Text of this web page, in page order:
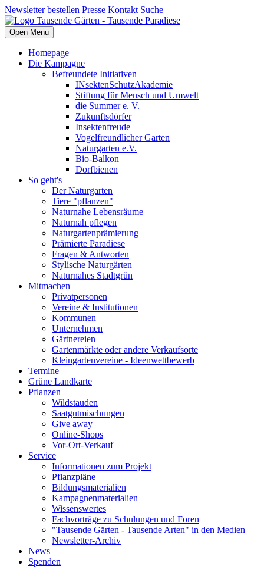
Newsletter bestellen Presse Kontakt Suche
Open Menu
Homepage
Die Kampagne
Befreundete Initiativen
INsektenSchutzAkademie
Stiftung für Mensch und Umwelt
die Summer e. V.
Zukunftsdörfer
Insektenfreude
Vogelfreundlicher Garten
Naturgarten e.V.
Bio-Balkon
Dorfbienen
So geht's
Der Naturgarten
Tiere "pflanzen"
Naturnahe Lebensräume
Naturnah pflegen
Naturgartenprämierung
Prämierte Paradiese
Fragen & Antworten
Stylische Naturgärten
Naturnahes Stadtgrün
Mitmachen
Privatpersonen
Vereine & Institutionen
Kommunen
Unternehmen
Gärtnereien
Gartenmärkte oder andere Verkaufsorte
Kleingartenvereine - Ideenwettbewerb
Termine
Grüne Landkarte
Pflanzen
Wildstauden
Saatgutmischungen
Give away
Online-Shops
Vor-Ort-Verkauf
Service
Informationen zum Projekt
Pflanzpläne
Bildungsmaterialien
Kampagnenmaterialien
Wissenswertes
Fachvorträge zu Schulungen und Foren
"Tausende Gärten - Tausende Arten" in den Medien
Newsletter-Archiv
News
Spenden